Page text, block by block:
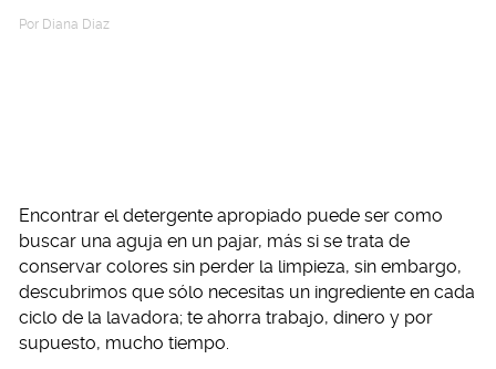
Por Diana Diaz
Encontrar el detergente apropiado puede ser como
buscar una aguja en un pajar, más si se trata de
conservar colores sin perder la limpieza, sin embargo,
descubrimos que sólo necesitas un ingrediente en cada
ciclo de la lavadora; te ahorra trabajo, dinero y por
supuesto, mucho tiempo.